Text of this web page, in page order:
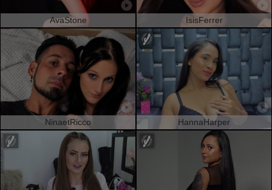
AvaStone IsisFerrer
NinaetRicco HannaHarper